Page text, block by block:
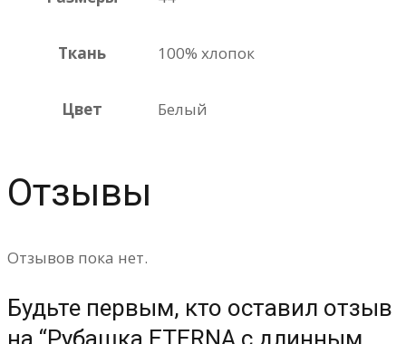
Ткань 100% хлопок
Цвет Белый
Отзывы
Отзывов пока нет.
Будьте первым, кто оставил отзыв
на “Рубашка ETERNA с длинным